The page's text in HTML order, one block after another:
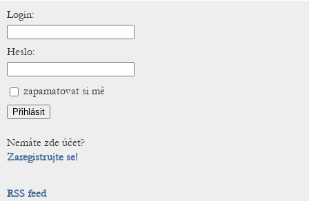
Login:
Heslo:
zapamatovat si mě
Nemáte zde účet?
Zaregistrujte se!
RSS feed